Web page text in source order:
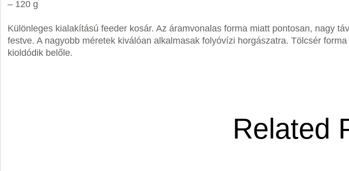
– 120 g
Különleges kialakítású feeder kosár. Az áramvonalas forma miatt pontosan, nagy
festve. A nagyobb méretek kiválóan alkalmasak folyóvízi horgászatra. Tölcsér
kioldódik belőle.
Related